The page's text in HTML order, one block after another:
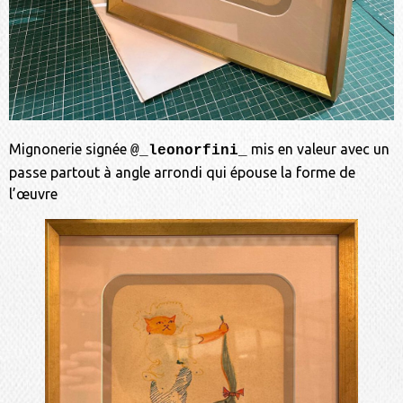
Mignonerie signée @_leonorfini_
mis en valeur avec un
passe partout à angle arrondi qui épouse la forme de
l’œuvre